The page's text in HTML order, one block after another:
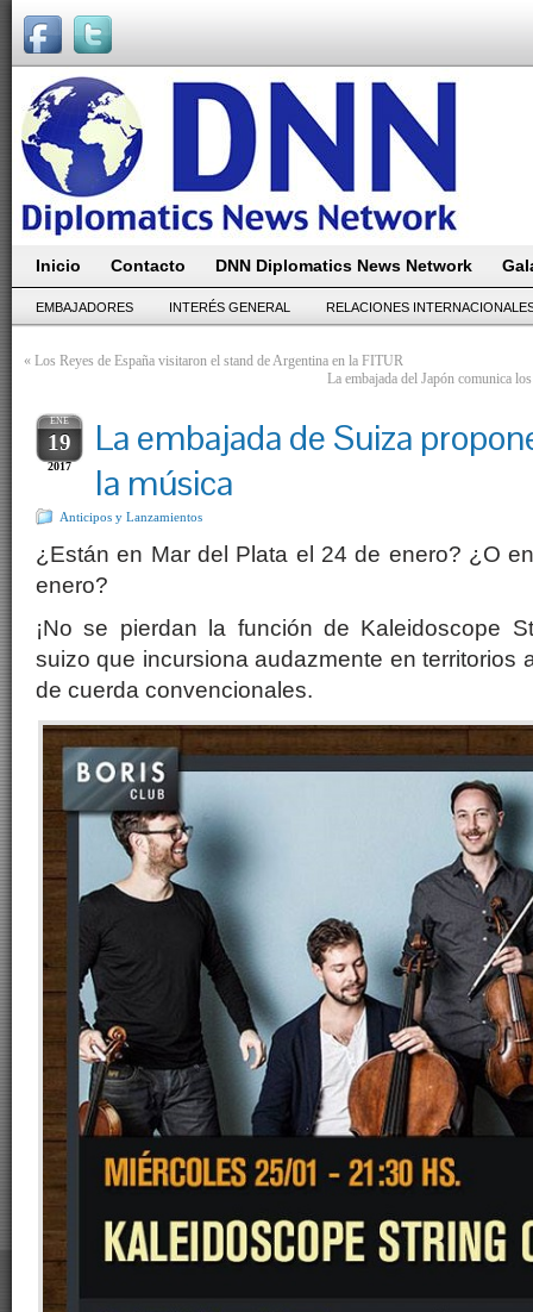
Inicio Contacto DNN Diplomatics News Network
EMBAJADORES INTERÉS GENERAL RELACIONES
« Los Reyes de España visitaron el stand de Argentina en la FITUR
La embajada del Japón comunica
ENE
19
2017
La embajada de Suiza
la música
Anticipos y Lanzamientos
¿Están en Mar del Plata el 24 de enero? ¿O
enero?
¡No se pierdan la función de Kaleidoscope
suizo que incursiona audazmente en territorios
de cuerda convencionales.